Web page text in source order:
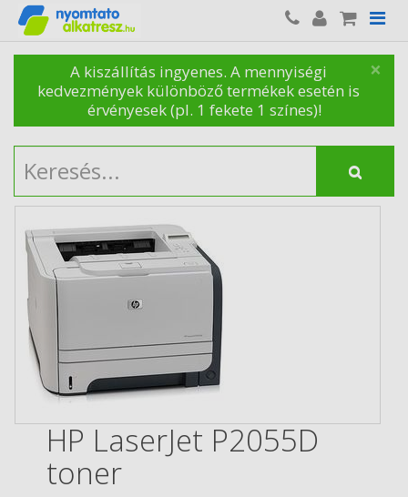
×
A kiszállítás ingyenes. A mennyiségi
kedvezmények különböző termékek esetén is
érvényesek (pl. 1 fekete 1 színes)!
HP LaserJet P2055D
toner